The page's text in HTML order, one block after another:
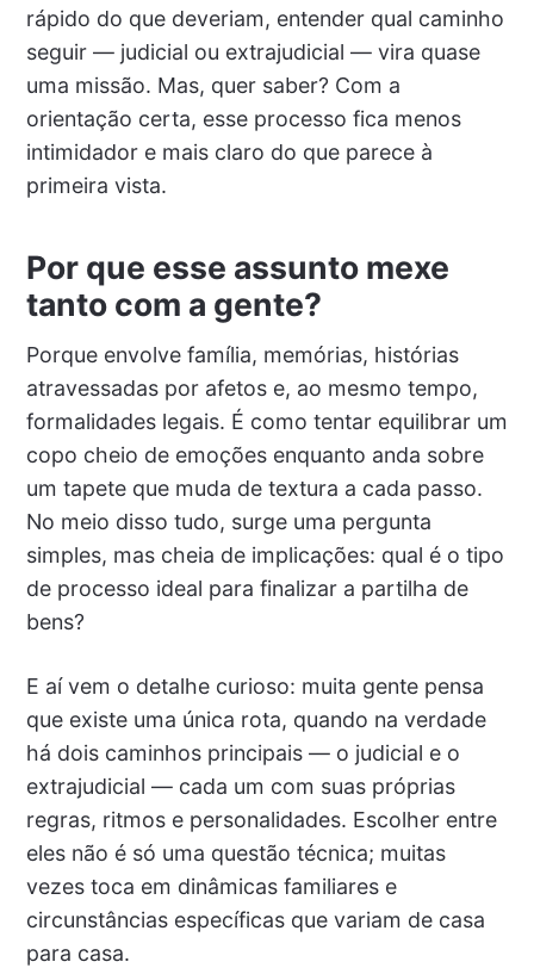
rápido do que deveriam, entender qual caminho
seguir — judicial ou extrajudicial — vira quase
uma missão. Mas, quer saber? Com a
orientação certa, esse processo fica menos
intimidador e mais claro do que parece à
primeira vista.
Por que esse assunto mexe
tanto com a gente?
Porque envolve família, memórias, histórias
atravessadas por afetos e, ao mesmo tempo,
formalidades legais. É como tentar equilibrar um
copo cheio de emoções enquanto anda sobre
um tapete que muda de textura a cada passo.
No meio disso tudo, surge uma pergunta
simples, mas cheia de implicações: qual é o tipo
de processo ideal para finalizar a partilha de
bens?
E aí vem o detalhe curioso: muita gente pensa
que existe uma única rota, quando na verdade
há dois caminhos principais — o judicial e o
extrajudicial — cada um com suas próprias
regras, ritmos e personalidades. Escolher entre
eles não é só uma questão técnica; muitas
vezes toca em dinâmicas familiares e
circunstâncias específicas que variam de casa
para casa.